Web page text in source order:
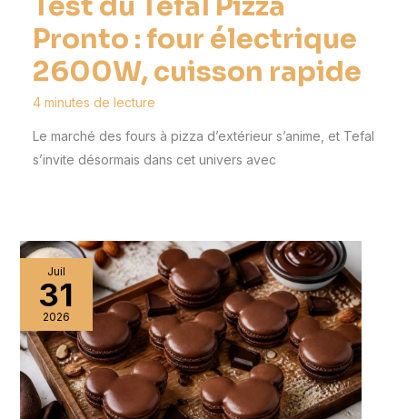
Pronto : four électrique
2600W, cuisson rapide
4 minutes de lecture
Le marché des fours à pizza d’extérieur s’anime, et Tefal
s’invite désormais dans cet univers avec
Juil
31
2026